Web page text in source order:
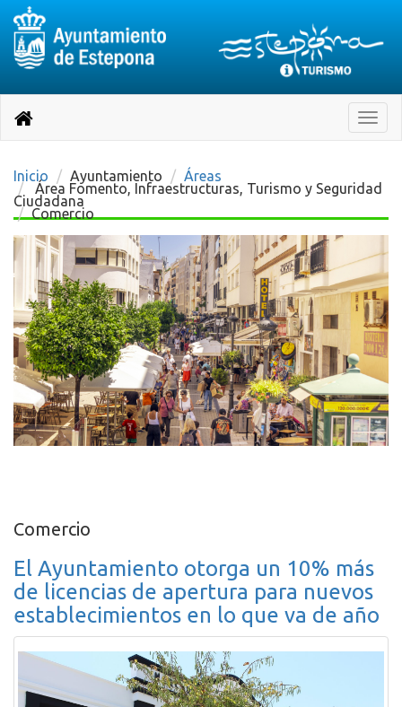
página
Turística
Toggle
Destino:
Volver
inicio
Inicio Ayuntamiento Áreas
Área Fomento, Infraestructuras, Turismo y Seguridad
Ciudadana
Comercio
Comercio
El Ayuntamiento otorga un 10% más
de licencias de apertura para nuevos
establecimientos en lo que va de año